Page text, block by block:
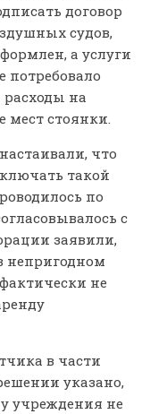
договор
судов,
а услуги
потребовало
расходы на
мест стоянки.
что
такой
по
с
заявили,
непригодном
не
в части
указано,
учреждения не